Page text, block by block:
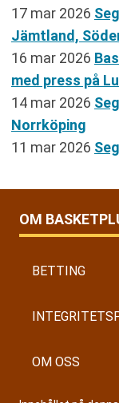
17 mar 2026
Jämtland,
16 mar 2026
med press på
14 mar 2026
Norrköping
11 mar 2026
OM
BETTING
OM OSS